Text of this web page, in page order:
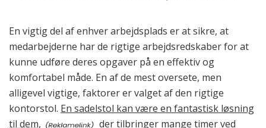
En vigtig del af enhver arbejdsplads er at sikre, at
medarbejderne har de rigtige arbejdsredskaber for at
kunne udføre deres opgaver på en effektiv og
komfortabel måde. En af de mest oversete, men
alligevel vigtige, faktorer er valget af den rigtige
kontorstol. En sadelstol kan være en fantastisk løsning
til dem,
der tilbringer mange timer ved